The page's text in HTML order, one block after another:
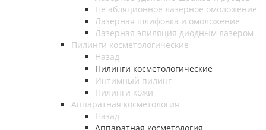
Не абляционное лазерное омоложение
Лазерная шлифовка и омоложение
Лазерная эпиляция диодным лазером
Пилинги косметологические
Назад
Пилинги косметологические
Интимный пилинг
Пилинги кожи
Аппаратная косметология
Назад